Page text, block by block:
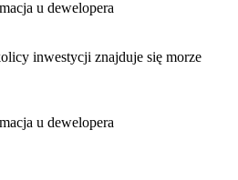
u dewelopera
inwestycji znajduje się morze
u dewelopera